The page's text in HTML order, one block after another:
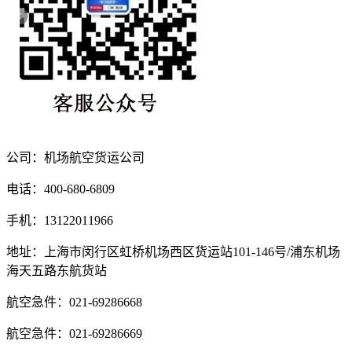
公司：机场航空货运公司
电话：400-680-6809
手机：13122011966
地址：上海市闵行区虹桥机场西区货运站101-146号/浦东机场
海天五路东航货站
航空急件：021-69286668
航空急件：021-69286669